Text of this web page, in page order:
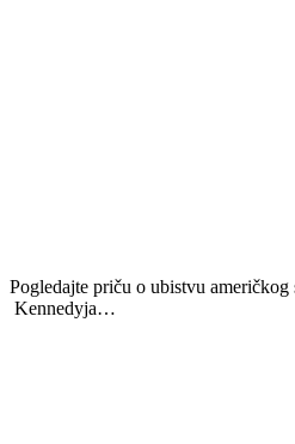
Pogledajte priču o ubistvu američkog
Kennedyja…